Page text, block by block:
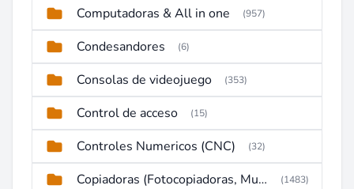
Computadoras & All in one (957)
Condesandores (6)
Consolas de videojuego (353)
Control de acceso (15)
Controles Numericos (CNC) (32)
Copiadoras (Fotocopiadoras, Multifunctions, Ploter, etc) (1483)